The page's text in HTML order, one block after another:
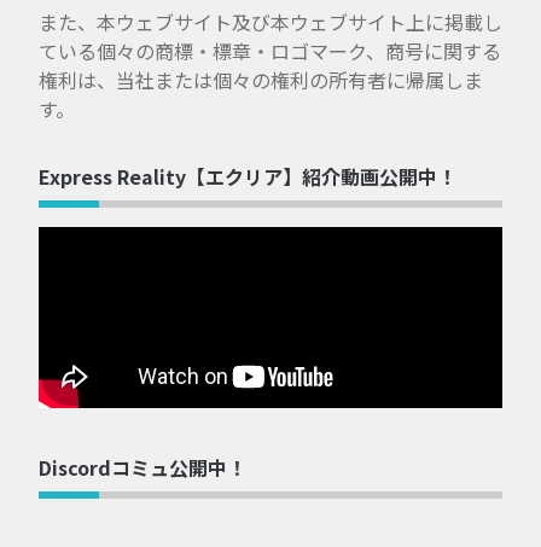
また、本ウェブサイト及び本ウェブサイト上に掲載し
ている個々の商標・標章・ロゴマーク、商号に関する
権利は、当社または個々の権利の所有者に帰属しま
す。
Express Reality【エクリア】紹介動画公開中！
Discordコミュ公開中！